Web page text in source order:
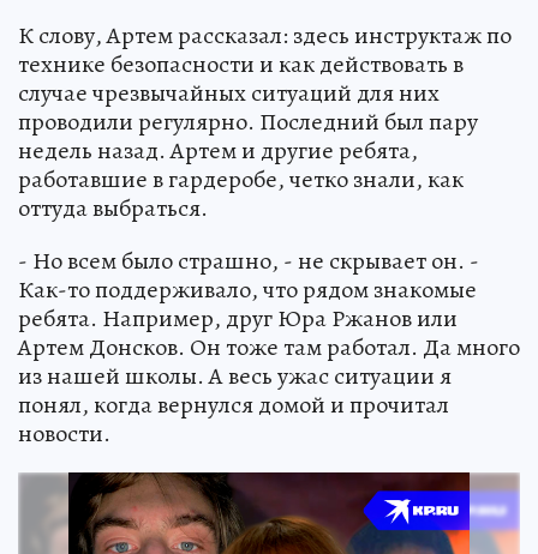
К слову, Артем рассказал: здесь инструктаж по
технике безопасности и как действовать в
случае чрезвычайных ситуаций для них
проводили регулярно. Последний был пару
недель назад. Артем и другие ребята,
работавшие в гардеробе, четко знали, как
оттуда выбраться.
- Но всем было страшно, - не скрывает он. -
Как-то поддерживало, что рядом знакомые
ребята. Например, друг Юра Ржанов или
Артем Донсков. Он тоже там работал. Да много
из нашей школы. А весь ужас ситуации я
понял, когда вернулся домой и прочитал
новости.